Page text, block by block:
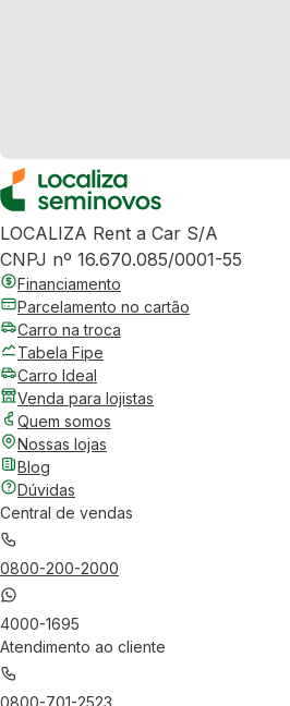
LOCALIZA Rent a Car S/A
CNPJ nº 16.670.085/0001-55
Financiamento
Parcelamento no cartão
Carro na troca
Tabela Fipe
Carro Ideal
Venda para lojistas
Quem somos
Nossas lojas
Blog
Dúvidas
Central de vendas
0800-200-2000
4000-1695
Atendimento ao cliente
0800-701-2523